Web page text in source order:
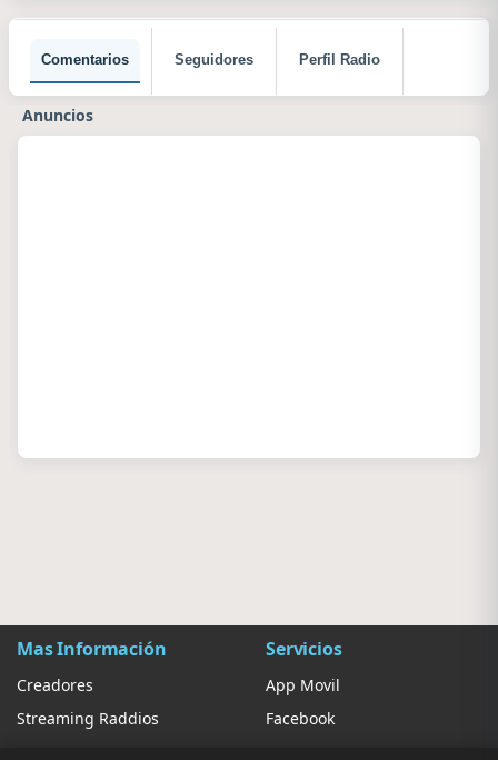
Comentarios Seguidores Perfil Radio
Anuncios
Mas Información
Creadores
Streaming Raddios
Servicios
App Movil
Facebook